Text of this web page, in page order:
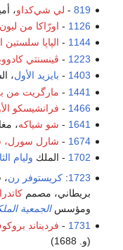
819
- لي شي‌كداو،
1126
- اورّاكا من
1144
- الپاپا سلستين
1223
- ڤينسنتي
1403
- بايزيد الأول،
1441
- مارگريت من
1466
- فرانشيسكو
1641
- شو شياكه،
1674
- شارل سورل،
1702 - الملك وليام
1723
:كريستوفر رن،
بريطاني، مصمم
ومؤسسالجمعية
1731
- فرديناند
(و. 1688)